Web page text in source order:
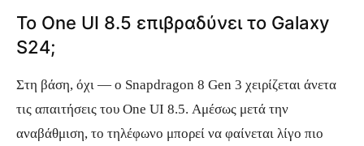
Το One UI 8.5 επιβραδύνει το Galaxy
S24;
Στη βάση, όχι — ο Snapdragon 8 Gen 3 χειρίζεται άνετα
τις απαιτήσεις του One UI 8.5. Αμέσως μετά την
αναβάθμιση, το τηλέφωνο μπορεί να φαίνεται λίγο πιο